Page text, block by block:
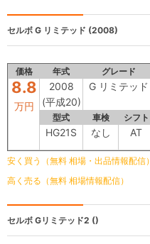
セルボ G リミテッド (2008)
価格 年式 グレード
8.8
万円
2008
(平成20)
G リミテッド
型式 車検 シフト
HG21S なし AT
安く買う（無料 相場・出品情報配信）
高く売る（無料 相場情報配信）
セルボ Gリミテッド2 ()